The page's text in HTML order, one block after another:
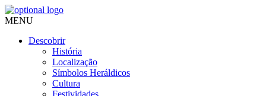
MENU
Descobrir
História
Localização
Símbolos Heráldicos
Cultura
Festividades